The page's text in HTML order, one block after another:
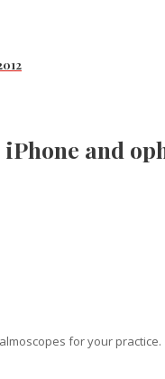
and
for your practice.